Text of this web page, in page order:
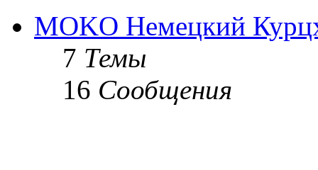
MOKO Немецкий
7 Темы
16 Сообщения